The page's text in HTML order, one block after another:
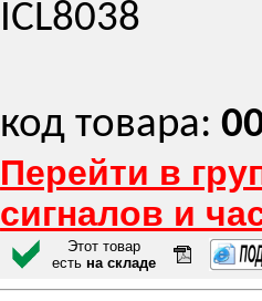
ICL8038
код товара:
Перейти в
сигналов и
Этот товар
есть на складе